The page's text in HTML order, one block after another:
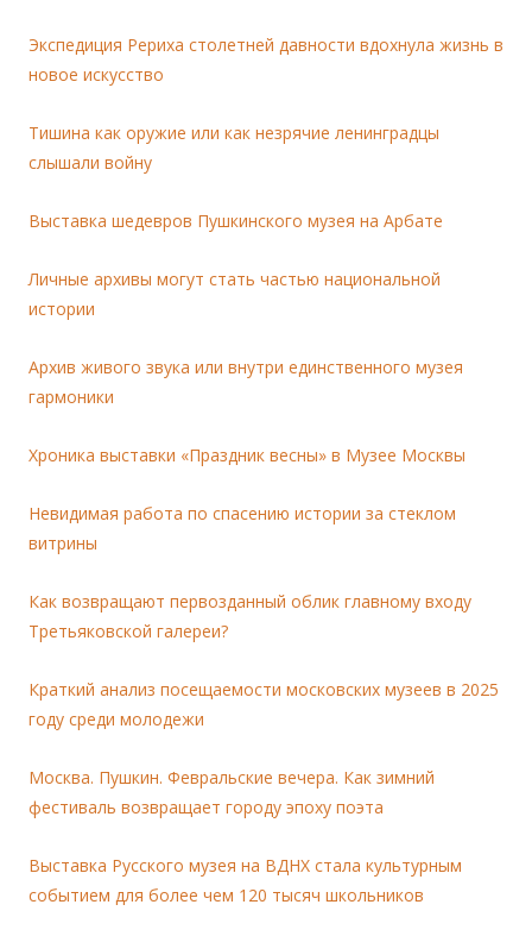
Экспедиция Рериха столетней давности вдохнула жизнь в
новое искусство
Тишина как оружие или как незрячие ленинградцы
слышали войну
Выставка шедевров Пушкинского музея на Арбате
Личные архивы могут стать частью национальной
истории
Архив живого звука или внутри единственного музея
гармоники
Хроника выставки «Праздник весны» в Музее Москвы
Невидимая работа по спасению истории за стеклом
витрины
Как возвращают первозданный облик главному входу
Третьяковской галереи?
Краткий анализ посещаемости московских музеев в 2025
году среди молодежи
Москва. Пушкин. Февральские вечера. Как зимний
фестиваль возвращает городу эпоху поэта
Выставка Русского музея на ВДНХ стала культурным
событием для более чем 120 тысяч школьников